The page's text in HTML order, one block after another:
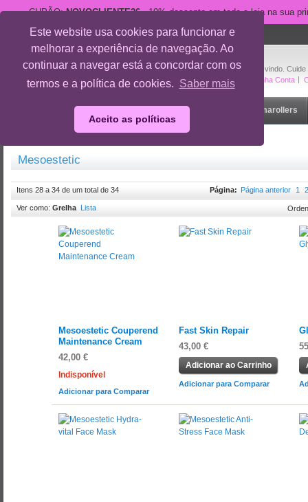
Este website usa cookies para funcionar e
melhorar a experiência de navegação. Ao
continuar a navegar está a concordar com os
termos e a política de cookies. Saber mais
Aceito as políticas
CUPÃO:NOVOCLIENTE26- 10% desconto em toda a loja na sua
Bem-vindo.
A Minha Conta
suporte@cuidedesi.pt
+351 918 595 801
Rosto Dermarollers
Mesoestetic
Mesoestetic
Itens 28 a 34 de um total de 34 Página: Página anterior 1 2
Ver como: Grelha Lista
Mesoestetic Couperend
Maintenance Cream
42,00 €
Indisponível
Adicionar para Comparar
Fast Skin Repair
43,00 €
Adicionar ao Carrinho
Adicionar para Comparar